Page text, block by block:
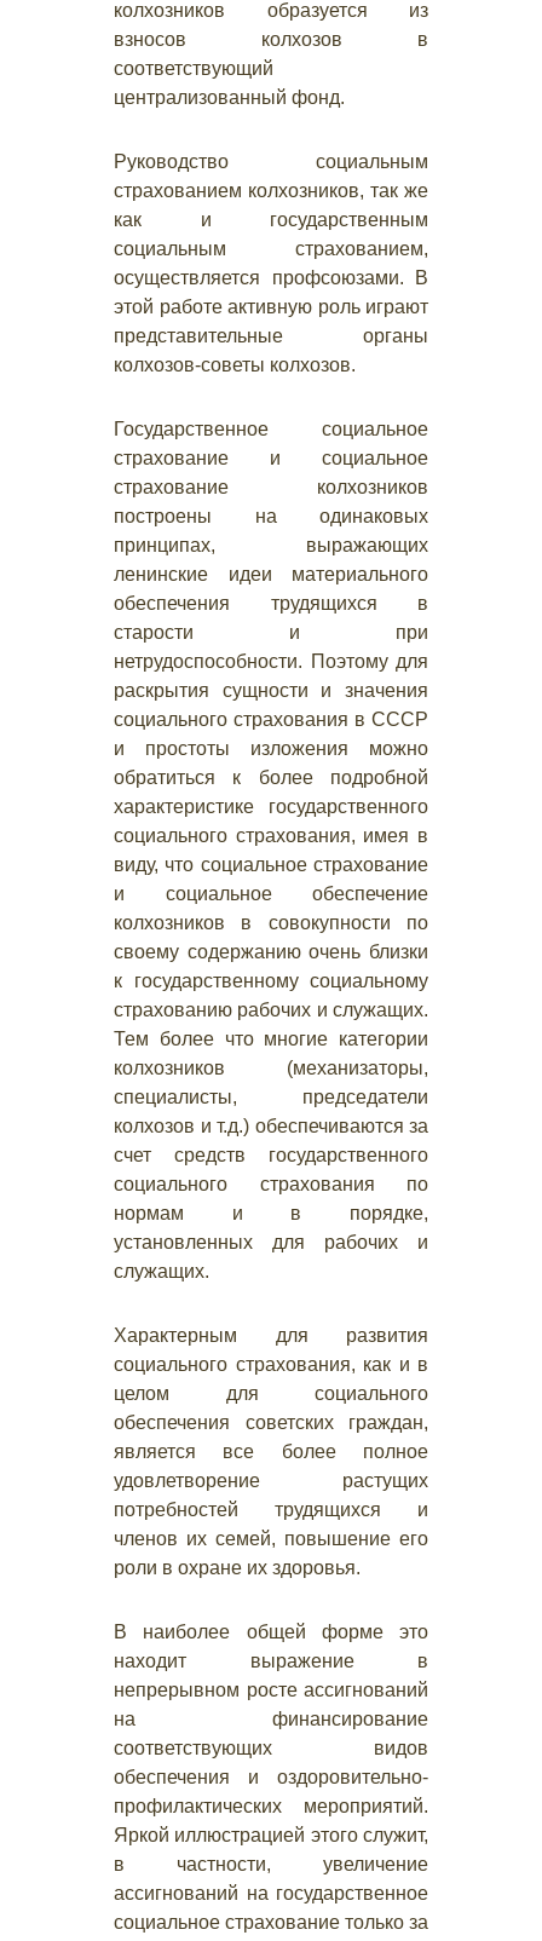
колхозников образуется из
взносов колхозов в
соответствующий
централизованный фонд.
Руководство социальным
страхованием колхозников, так же
как и государственным
социальным страхованием,
осуществляется профсоюзами. В
этой работе активную роль играют
представительные органы
колхозов-советы колхозов.
Государственное социальное
страхование и социальное
страхование колхозников
построены на одинаковых
принципах, выражающих
ленинские идеи материального
обеспечения трудящихся в
старости и при
нетрудоспособности. Поэтому для
раскрытия сущности и значения
социального страхования в СССР
и простоты изложения можно
обратиться к более подробной
характеристике государственного
социального страхования, имея в
виду, что социальное страхование
и социальное обеспечение
колхозников в совокупности по
своему содержанию очень близки
к государственному социальному
страхованию рабочих и служащих.
Тем более что многие категории
колхозников (механизаторы,
специалисты, председатели
колхозов и т.д.) обеспечиваются за
счет средств государственного
социального страхования по
нормам и в порядке,
установленных для рабочих и
служащих.
Характерным для развития
социального страхования, как и в
целом для социального
обеспечения советских граждан,
является все более полное
удовлетворение растущих
потребностей трудящихся и
членов их семей, повышение его
роли в охране их здоровья.
В наиболее общей форме это
находит выражение в
непрерывном росте ассигнований
на финансирование
соответствующих видов
обеспечения и оздоровительно-
профилактических мероприятий.
Яркой иллюстрацией этого служит,
в частности, увеличение
ассигнований на государственное
социальное страхование только за